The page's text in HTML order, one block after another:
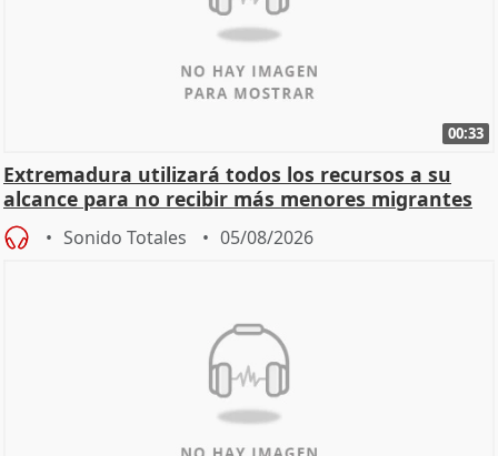
00:33
Extremadura utilizará todos los recursos a su
alcance para no recibir más menores migrantes
Sonido Totales 05/08/2026